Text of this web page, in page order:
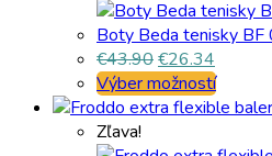
Boty Beda tenisky
€43.90€26.34
Výber možností
Zľava!